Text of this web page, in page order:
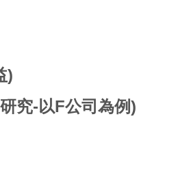
)
究-以F公司為例)